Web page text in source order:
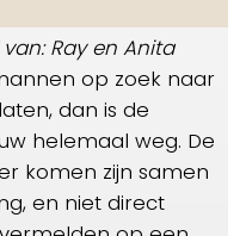
Ray en Anita
op zoek naar
dan is de
helemaal weg. De
komen zijn samen
en niet direct